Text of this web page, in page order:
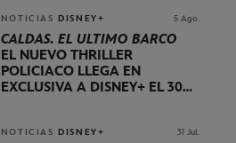
NOTICIAS DISNEY+ 5 Ago.
CALDAS. EL ÚLTIMO BARCO
EL NUEVO THRILLER
POLICIACO LLEGA EN
EXCLUSIVA A DISNEY+ EL 30
NOTICIAS DISNEY+ 31 Jul.